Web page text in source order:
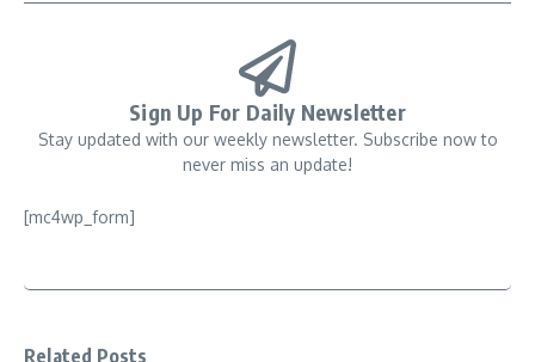
Sign Up For Daily Newsletter
Stay updated with our weekly newsletter. Subscribe now to
never miss an update!
[mc4wp_form]
Related Posts